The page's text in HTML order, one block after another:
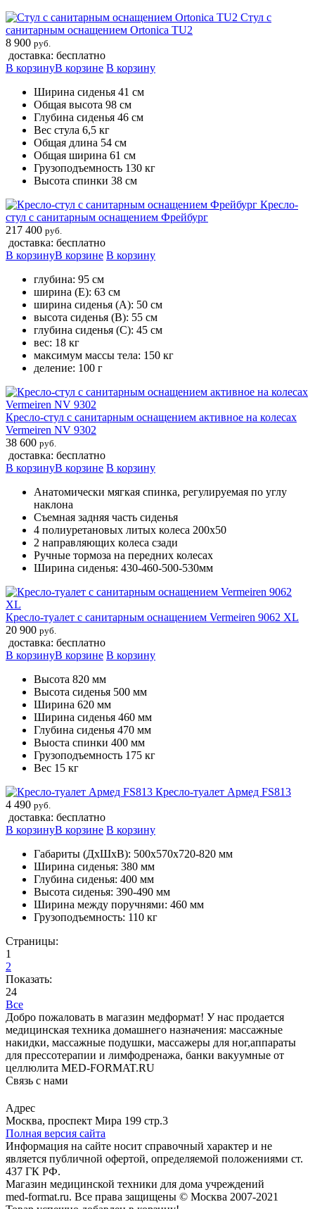
Стул с
санитарным оснащением Ortonica TU2
8 900 руб.
доставка: бесплатно
В корзинуВ корзине В корзину
Ширина сиденья 41 см
Общая высота 98 см
Глубина сиденья 46 см
Вес стула 6,5 кг
Общая длина 54 см
Общая ширина 61 см
Грузоподъемность 130 кг
Высота спинки 38 см
Кресло-
стул с санитарным оснащением Фрейбург
217 400 руб.
доставка: бесплатно
В корзинуВ корзине В корзину
глубина: 95 см
ширина (Е): 63 см
ширина сиденья (A): 50 см
высота сиденья (B): 55 см
глубина сиденья (С): 45 см
вес: 18 кг
максимум массы тела: 150 кг
деление: 100 г
Кресло-стул с санитарным оснащением активное на колесах
Vermeiren NV 9302
38 600 руб.
доставка: бесплатно
В корзинуВ корзине В корзину
Анатомически мягкая спинка, регулируемая по углу
наклона
Съемная задняя часть сиденья
4 полиуретановых литых колеса 200х50
2 направляющих колеса сзади
Ручные тормоза на передних колесах
Ширина сиденья: 430-460-500-530мм
Кресло-туалет с санитарным оснащением Vermeiren 9062 XL
20 900 руб.
доставка: бесплатно
В корзинуВ корзине В корзину
Высота 820 мм
Высота сиденья 500 мм
Ширина 620 мм
Ширина сиденья 460 мм
Глубина сиденья 470 мм
Выоста спинки 400 мм
Грузоподъемность 175 кг
Вес 15 кг
Кресло-туалет Армед FS813
4 490 руб.
доставка: бесплатно
В корзинуВ корзине В корзину
Габариты (ДхШхВ): 500х570х720-820 мм
Ширина сиденья: 380 мм
Глубина сиденья: 400 мм
Высота сиденья: 390-490 мм
Ширина между поручнями: 460 мм
Грузоподъемность: 110 кг
Страницы:
1
2
Показать:
24
Все
Добро пожаловать в магазин медформат! У нас продается
медицинская техника домашнего назначения: массажные
накидки, массажные подушки, массажеры для ног,аппараты
для прессотерапии и лимфодренажа, банки вакуумные от
целлюлита MED-FORMAT.RU
Связь с нами
Адрес
Москва, проспект Мира 199 стр.3
Полная версия сайта
Информация на сайте носит справочный характер и не
является публичной офертой, определяемой положениями ст.
437 ГК РФ.
Магазин медицинской техники для дома учреждений
med-format.ru. Все права защищены © Москва 2007-2021